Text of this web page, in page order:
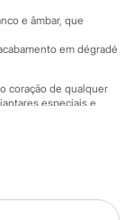
e âmbar, que
em dégradé
coração de qualquer
especiais e
o dia, em
Borrife nos
orelhas, para uma